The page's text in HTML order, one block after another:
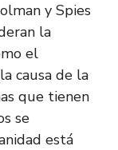
y Spies
la
el
causa de la
que tienen
se
está